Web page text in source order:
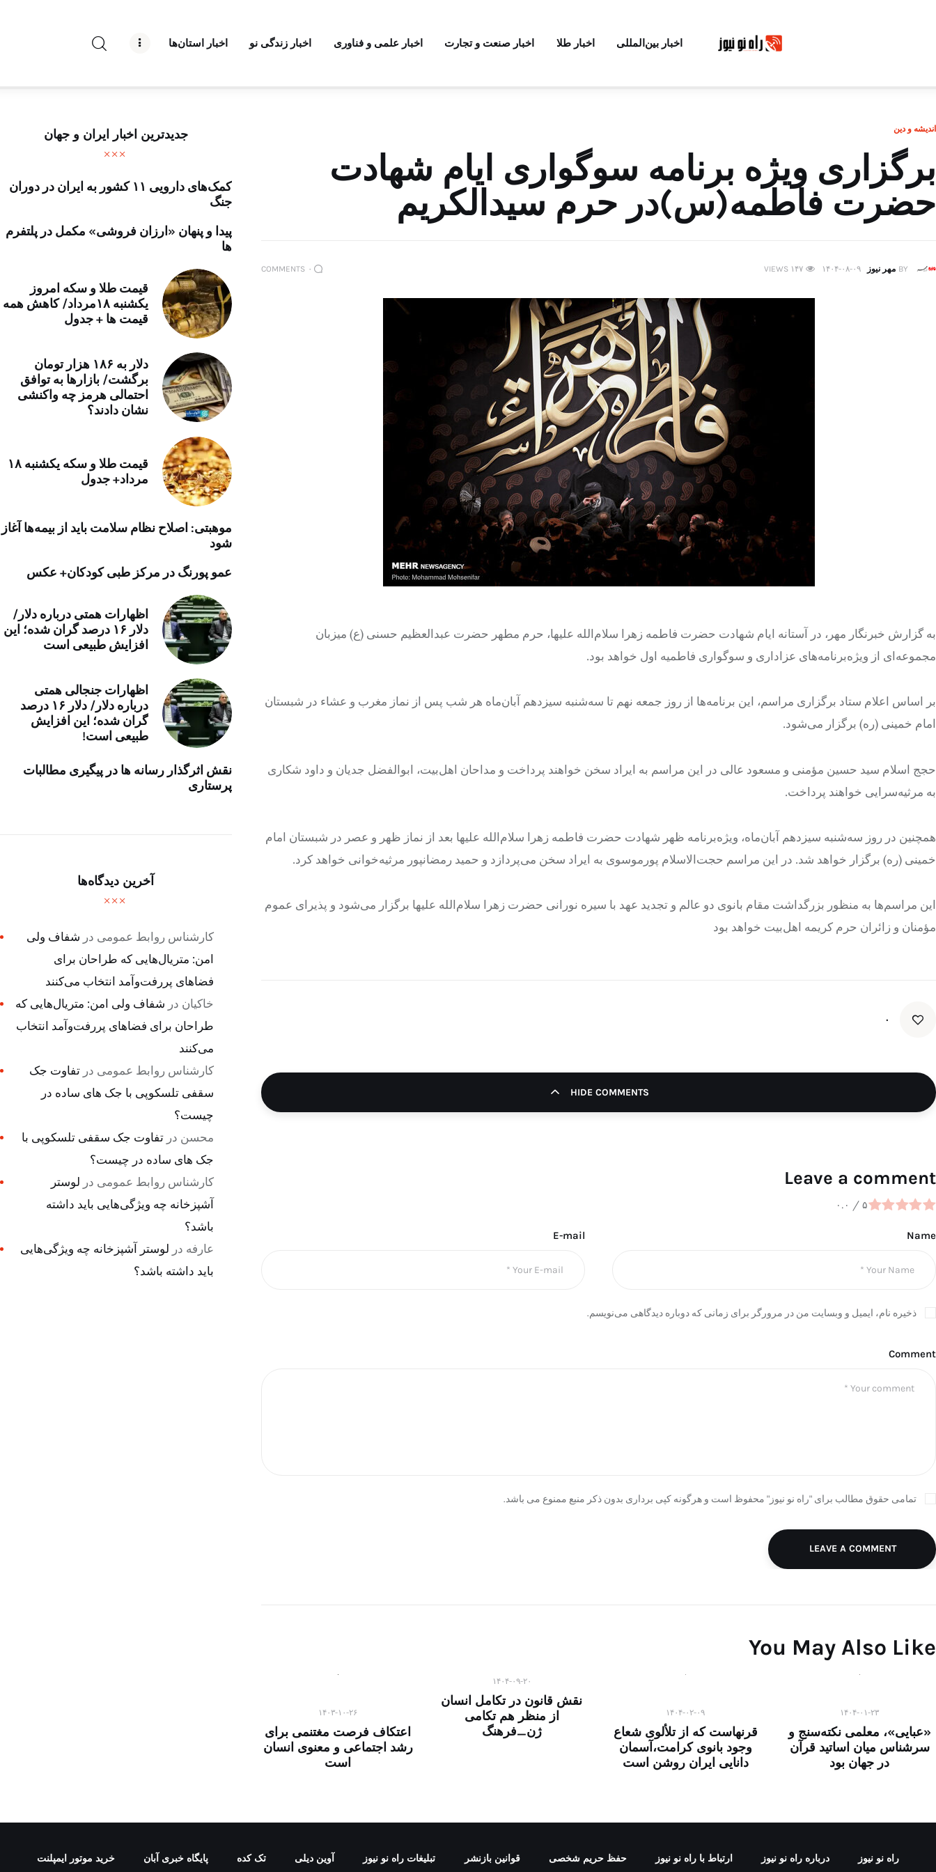
اخبار بین‌المللی اخبار طلا اخبار صنعت و تجارت اخبار علمی و فناوری اخبار زندگی نو اخبار استان‌ها
درباره راه‌ نو نیوز
تبلیغات راه نو نیوز
آوین دیلی
پایگاه خبری آبان
خرید موتور ایمپلنت
اندیشه و دین
برگزاری ویژه‌ برنامه‌ سوگواری ایام شهادت
حضرت فاطمه(س)در حرم سیدالکریم
BY مهر نیوز ۱۴۰۴-۰۸-۰۹ ۱۴۷ VIEWS ۰ COMMENTS
به گزارش خبرنگار مهر، در آستانه ایام شهادت حضرت فاطمه زهرا سلام‌الله علیها، حرم مطهر حضرت عبدالعظیم حسنی (ع) میزبان
مجموعه‌ای از ویژه‌برنامه‌های عزاداری و سوگواری فاطمیه اول خواهد بود.
بر اساس اعلام ستاد برگزاری مراسم، این برنامه‌ها از روز جمعه نهم تا سه‌شنبه سیزدهم آبان‌ماه هر شب پس از نماز مغرب و عشاء در شبستان
امام خمینی (ره) برگزار می‌شود.
حجج اسلام سید حسین مؤمنی و مسعود عالی در این مراسم به ایراد سخن خواهند پرداخت و مداحان اهل‌بیت، ابوالفضل جدیان و داود شکاری
به مرثیه‌سرایی خواهند پرداخت.
همچنین در روز سه‌شنبه سیزدهم آبان‌ماه، ویژه‌برنامه ظهر شهادت حضرت فاطمه زهرا سلام‌الله علیها بعد از نماز ظهر و عصر در شبستان امام
خمینی (ره) برگزار خواهد شد. در این مراسم حجت‌الاسلام پورموسوی به ایراد سخن می‌پردازد و حمید رمضانپور مرثیه‌خوانی خواهد کرد.
این مراسم‌ها به منظور بزرگداشت مقام بانوی دو عالم و تجدید عهد با سیره نورانی حضرت زهرا سلام‌الله علیها برگزار می‌شود و پذیرای عموم
مؤمنان و زائران حرم کریمه اهل‌بیت خواهد بود
۰
HIDE COMMENTS
Leave a comment
۰.۰ / ۵
Name
E-mail
ذخیره نام، ایمیل و وبسایت من در مرورگر برای زمانی که دوباره دیدگاهی می‌نویسم.
Comment
تمامی حقوق مطالب برای "راه نو نیوز" محفوظ است و هرگونه کپی برداری بدون ذکر منبع ممنوع می باشد.
LEAVE A COMMENT
You May Also Like
۱۴۰۴-۰۱-۲۳
«عبایی»، معلمی نکته‌سنج و
سرشناس میان اساتید قرآن
در جهان بود
۱۴۰۴-۰۲-۰۹
قرنهاست که از تلألوی شعاع
وجود بانوی کرامت،آسمان
دانایی ایران روشن است
۱۴۰۴-۰۹-۲۰
نقش قانون در تکامل انسان
از منظر هم تکامی
ژن_فرهنگ
۱۴۰۳-۱۰-۲۶
اعتکاف فرصت مغتنمی برای
رشد اجتماعی و معنوی انسان
است
جدیدترین اخبار ایران و جهان
کمک‌های دارویی ۱۱ کشور به ایران در دوران
جنگ
پیدا و پنهان «ارزان فروشی» مکمل در پلتفرم
ها
قیمت طلا و سکه امروز
یکشنبه ۱۸مرداد/ کاهش همه
قیمت ها + جدول
دلار به ۱۸۶ هزار تومان
برگشت/ بازارها به توافق
احتمالی هرمز چه واکنشی
نشان دادند؟
قیمت طلا و سکه یکشنبه ۱۸
مرداد+ جدول
موهبتی: اصلاح نظام سلامت باید از بیمه‌ها آغاز
شود
عمو پورنگ در مرکز طبی کودکان+ عکس
اظهارات همتی درباره دلار/
دلار ۱۶ درصد گران شده؛ این
افزایش طبیعی است
اظهارات جنجالی همتی
درباره دلار/ دلار ۱۶ درصد
گران شده؛ این افزایش
طبیعی است!
نقش اثرگذار رسانه ها در پیگیری مطالبات
پرستاری
آخرین دیدگاه‌ها
کارشناس روابط عمومی در شفاف ولی
امن: متریال‌هایی که طراحان برای
فضاهای پررفت‌وآمد انتخاب می‌کنند
خاکیان در شفاف ولی امن: متریال‌هایی که
طراحان برای فضاهای پررفت‌وآمد انتخاب
می‌کنند
کارشناس روابط عمومی در تفاوت جک
سقفی تلسکوپی با جک های ساده در
چیست؟
محسن در تفاوت جک سقفی تلسکوپی با
جک های ساده در چیست؟
کارشناس روابط عمومی در لوستر
آشپزخانه چه ویژگی‌هایی باید داشته
باشد؟
عارفه در لوستر آشپزخانه چه ویژگی‌هایی
باید داشته باشد؟
راه نو نیوز درباره راه‌ نو نیوز ارتباط با راه‌ نو نیوز حفظ حریم شخصی قوانین بازنشر تبلیغات راه نو نیوز آوین دیلی تک کده پایگاه خبری آبان خرید موتور ایمپلنت